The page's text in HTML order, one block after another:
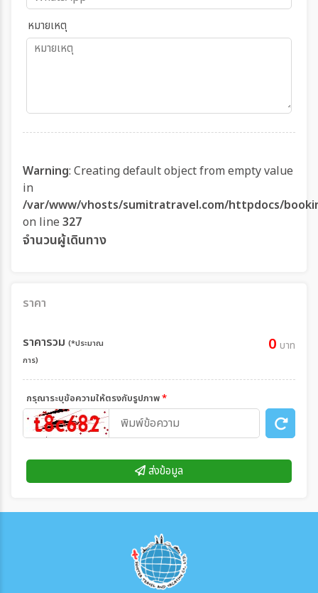
หมายเหตุ
Warning: Creating default object from empty value
in
/var/www/vhosts/sumitratravel.com/httpdocs/
on line 327
จำนวนผู้เดินทาง
ราคา
ราคารวม (*ประมาณ
การ)
0 บาท
กรุณาระบุข้อความให้ตรงกับรูปภาพ*
ส่งข้อมูล